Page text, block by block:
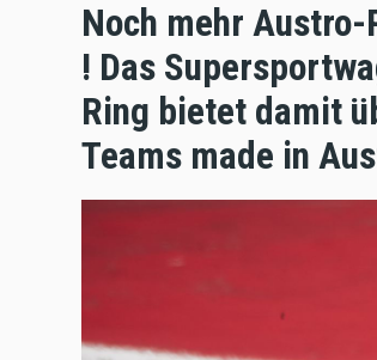
Noch mehr
! Das
Ring bietet damit
Teams made in